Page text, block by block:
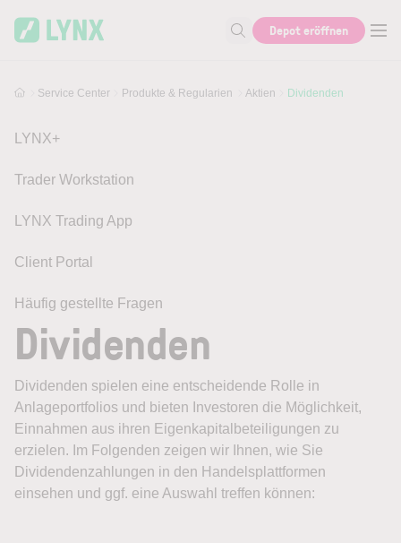
Suche nach Hilfe oder Info
Depot eröffnen
Service Center Produkte & Regularien Aktien Dividenden
LYNX+
Trader Workstation
LYNX Trading App
Client Portal
Häufig gestellte Fragen
Dividenden
Dividenden spielen eine entscheidende Rolle in
Anlageportfolios und bieten Investoren die Möglichkeit,
Einnahmen aus ihren Eigenkapitalbeteiligungen zu
erzielen. Im Folgenden zeigen wir Ihnen, wie Sie
Dividendenzahlungen in den Handelsplattformen
einsehen und ggf. eine Auswahl treffen können: